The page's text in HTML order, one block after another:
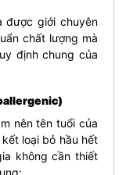
được giới chuyên
chất lượng mà
định chung của
nên tên tuổi của
loại bỏ hầu hết
không cần thiết